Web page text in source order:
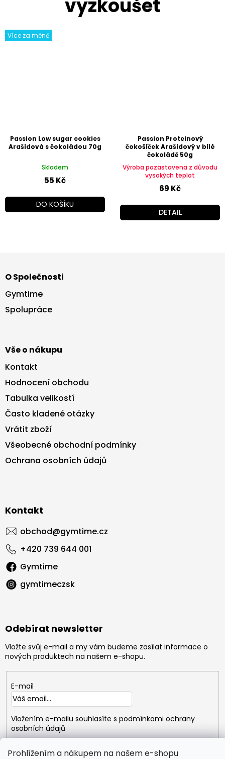
Prohlížením a nákupem na našem e-shopu
Více za méně
Passion Low sugar cookies
Arašídová s čokoládou 70g
Skladem
55 Kč
DO KOŠÍKU
Passion Proteinový
čokošíček Arašídový v bílé
čokoládě 50g
Výroba pozastavena z důvodu
vysokých teplot
69 Kč
DETAIL
p
a
O Společnosti
Gymtime
Spolupráce
Vše o nákupu
Kontakt
Hodnocení obchodu
Tabulka velikostí
Často kladené otázky
Vrátit zboží
Všeobecné obchodní podmínky
Ochrana osobních údajů
Kontakt
obchod@gymtime.cz
+420 739 644 001
Gymtime
gymtimeczsk
Odebírat newsletter
Vložte svůj e-mail a my vám budeme zasílat informace o
nových produktech na našem e-shopu.
E-mail
Vložením e-mailu souhlasíte s podmínkami ochrany
osobních údajů
PŘIHLÁSIT